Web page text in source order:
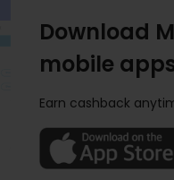
Download
mobile
Earn cashback